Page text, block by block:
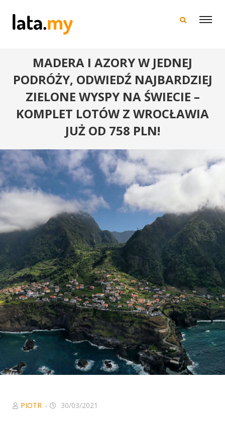
MADERA I AZORY W JEDNEJ
PODRÓŻY, ODWIEDŹ NAJBARDZIEJ
ZIELONE WYSPY NA ŚWIECIE –
KOMPLET LOTÓW Z WROCŁAWIA
JUŻ OD 758 PLN!
PIOTR 30/03/2021
Niezbędne
Ciasteczka, bez
których serwis
nie będzie w
pełni
funkcjonował
zgodnie z
zamierzeniem.
W szczególności
to ciasteczka
sieci
afiliacyjnych, z
którymi
współpracujemy